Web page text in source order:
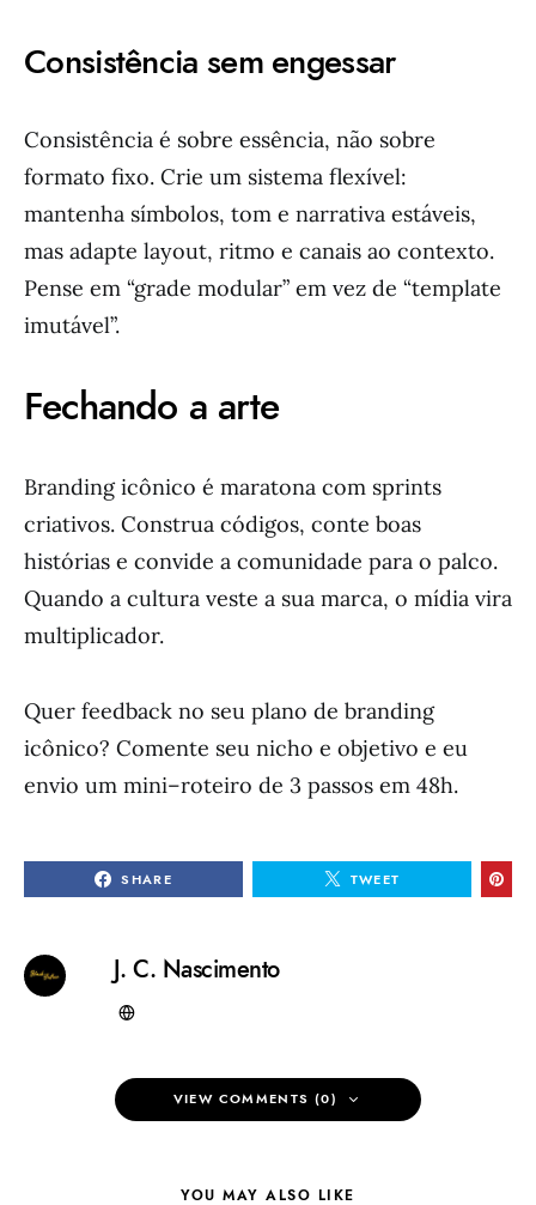
Consistência sem engessar
Consistência é sobre essência, não sobre
formato fixo. Crie um sistema flexível:
mantenha símbolos, tom e narrativa estáveis,
mas adapte layout, ritmo e canais ao contexto.
Pense em “grade modular” em vez de “template
imutável”.
Fechando a arte
Branding icônico é maratona com sprints
criativos. Construa códigos, conte boas
histórias e convide a comunidade para o palco.
Quando a cultura veste a sua marca, o mídia vira
multiplicador.
Quer feedback no seu plano de branding
icônico? Comente seu nicho e objetivo e eu
envio um mini–roteiro de 3 passos em 48h.
SHARE TWEET
J. C. Nascimento
VIEW COMMENTS (0)
YOU MAY ALSO LIKE